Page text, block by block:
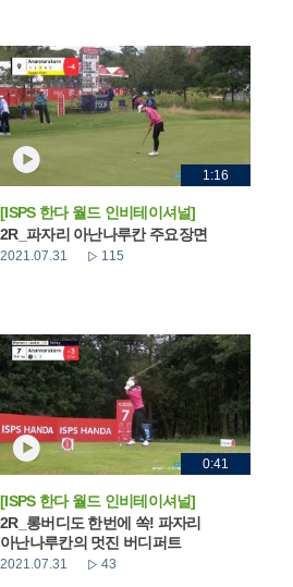
1:16
[ISPS 한다 월드 인비테이셔널]
2R_파자리 아난나루칸 주요장면
2021.07.31 115
0:41
[ISPS 한다 월드 인비테이셔널]
2R_롱버디도 한번에 쏙! 파자리
아난나루칸의 멋진 버디퍼트
2021.07.31 43